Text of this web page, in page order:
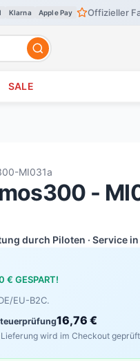
Klarna Apple Pay Offizieller
SALE
MI031a
-
durch Piloten · Service
€ GESPART!
EU-B2C.
16,76 €
wird im Checkout